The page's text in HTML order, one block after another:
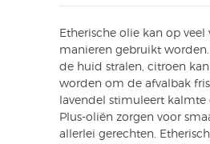
Etherische olie kan op veel
manieren gebruikt
de huid stralen, citroen
worden om de afvalbak
lavendel stimuleert kalmte
Plus-oliën zorgen voor
allerlei gerechten.